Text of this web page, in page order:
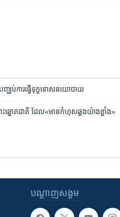
បញ្ឈប់​ការធ្វើទុក្ខ​ទោស​នយោបាយ
ឆ្នោត​ជាតិ ​ដែល​«មាន​កំហុស​ឆ្គងយ៉ាង​ខ្លាំង»
បណ្តាញ​សង្គម